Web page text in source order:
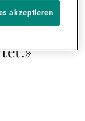
akzeptieren